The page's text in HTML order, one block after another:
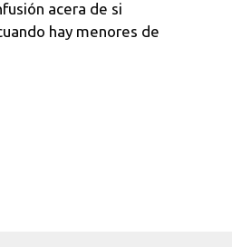
acera de si
hay menores de